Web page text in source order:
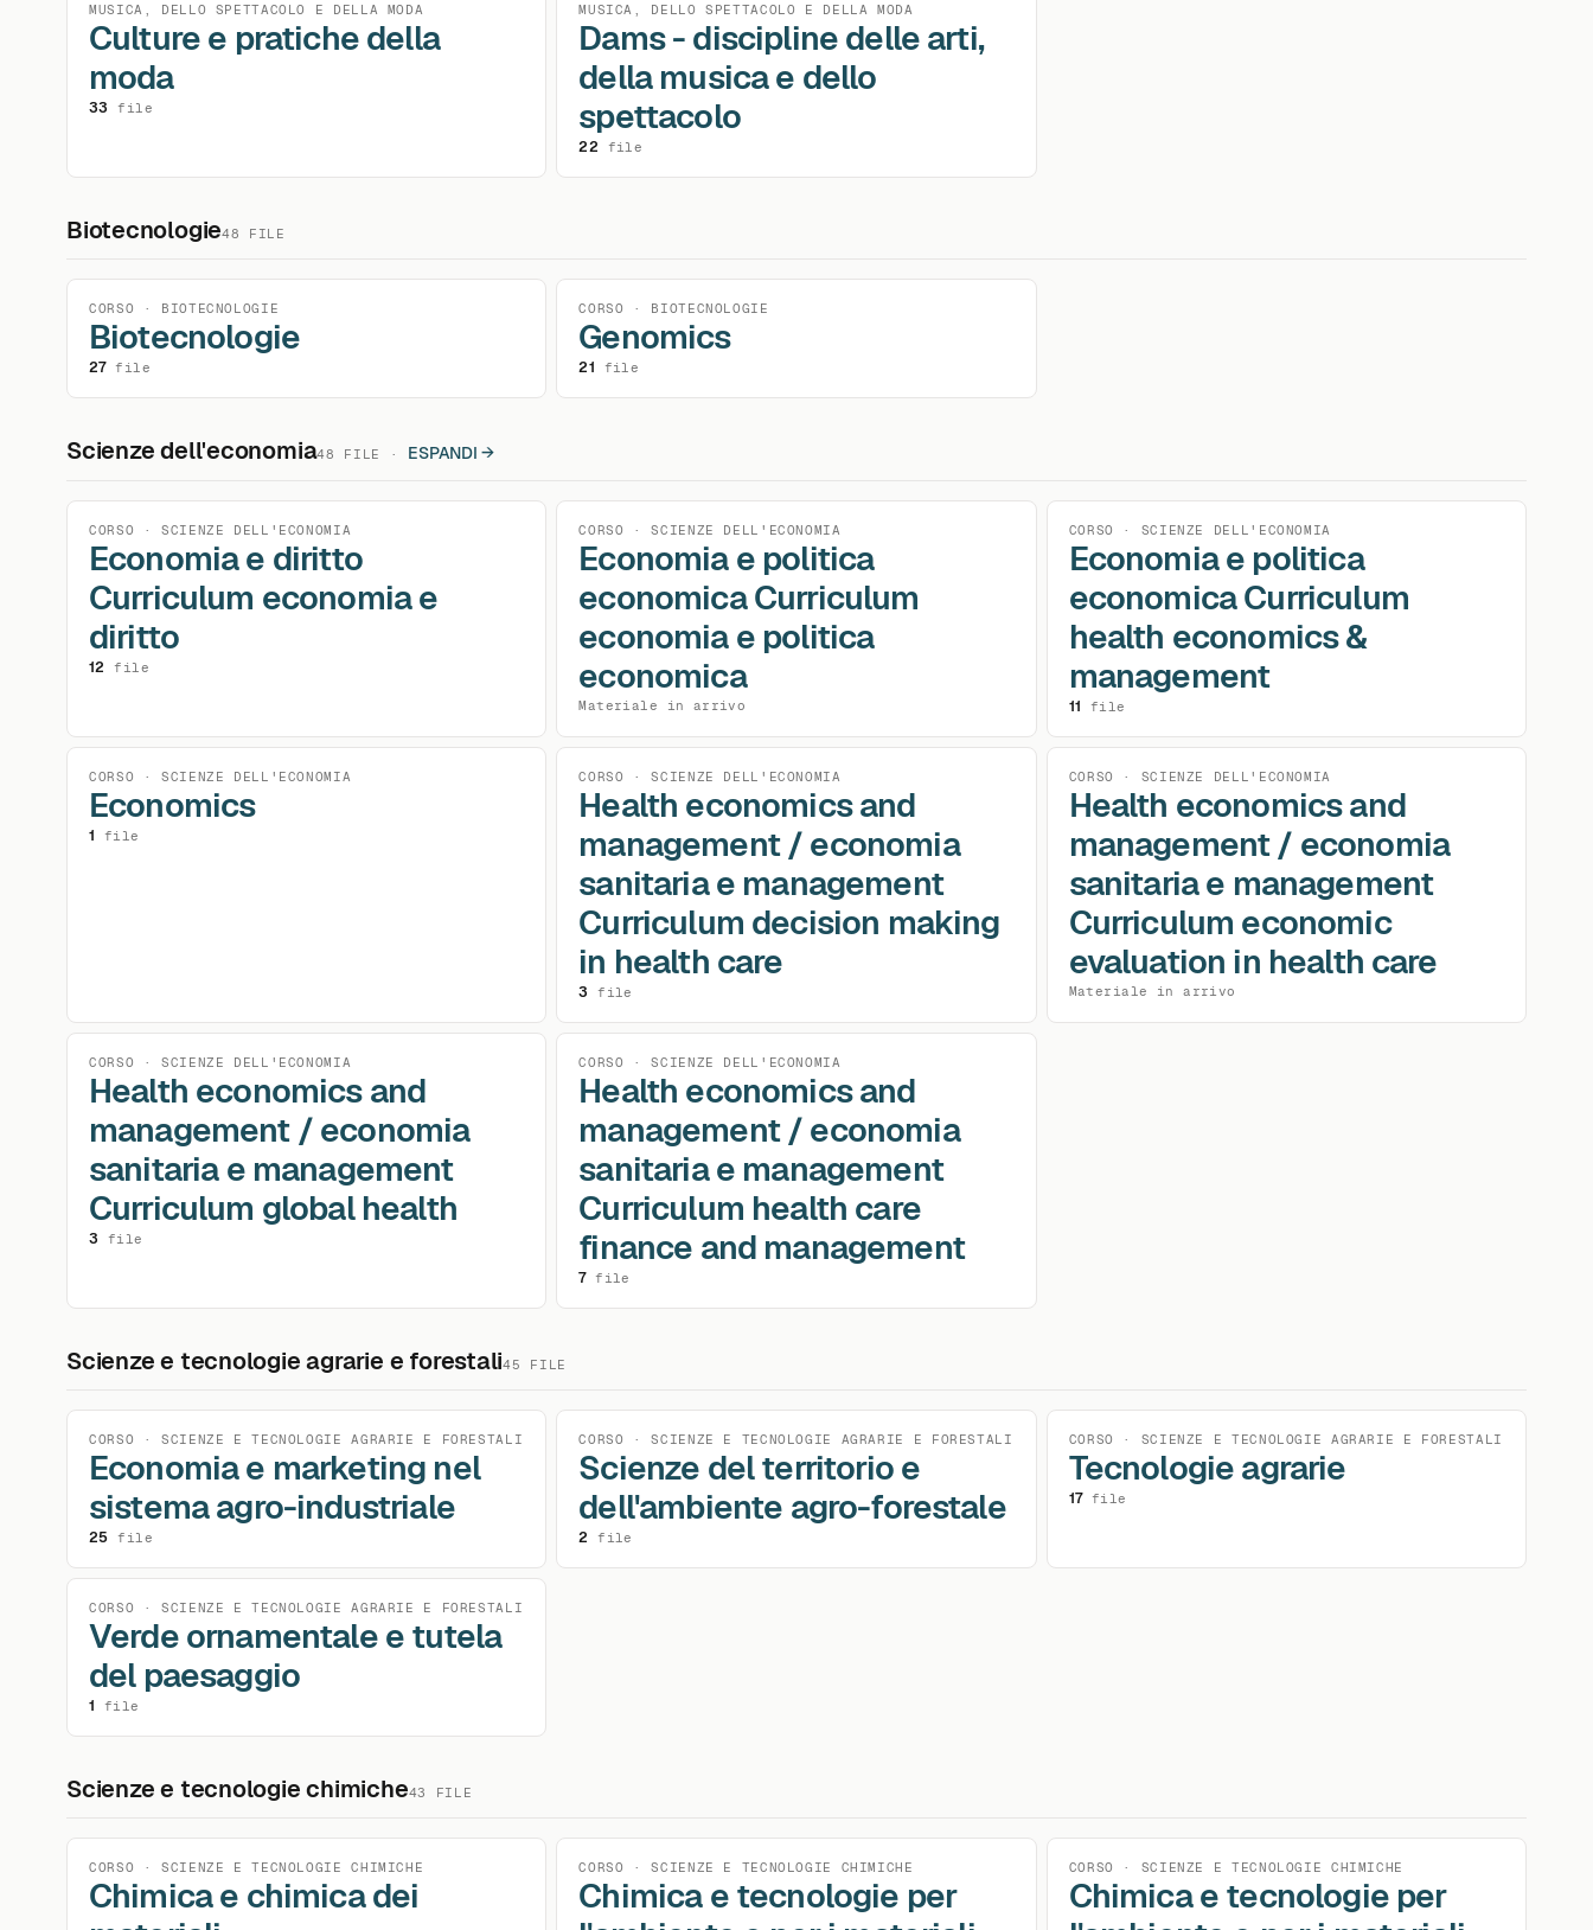
MUSICA, DELLO SPETTACOLO E DELLA MODA
Culture e pratiche della
moda
33 file
MUSICA, DELLO SPETTACOLO E DELLA MODA
Dams - discipline delle arti,
della musica e dello
spettacolo
22 file
Biotecnologie48 FILE
CORSO · BIOTECNOLOGIE
Biotecnologie
27file
CORSO · BIOTECNOLOGIE
Genomics
21 file
Scienze dell'economia48 FILE · ESPANDI →
CORSO · SCIENZE DELL'ECONOMIA
Economia e diritto
Curriculum economia e
diritto
12 file
CORSO · SCIENZE DELL'ECONOMIA
Economia e politica
economica Curriculum
economia e politica
economica
Materiale in arrivo
CORSO · SCIENZE DELL'ECONOMIA
Economia e politica
economica Curriculum
health economics &
management
11 file
CORSO · SCIENZE DELL'ECONOMIA
Economics
1 file
CORSO · SCIENZE DELL'ECONOMIA
Health economics and
management / economia
sanitaria e management
Curriculum decision making
in health care
3 file
CORSO · SCIENZE DELL'ECONOMIA
Health economics and
management / economia
sanitaria e management
Curriculum economic
evaluation in health care
Materiale in arrivo
CORSO · SCIENZE DELL'ECONOMIA
Health economics and
management / economia
sanitaria e management
Curriculum global health
3 file
CORSO · SCIENZE DELL'ECONOMIA
Health economics and
management / economia
sanitaria e management
Curriculum health care
finance and management
7file
Scienze e tecnologie agrarie e forestali45 FILE
CORSO · SCIENZE E TECNOLOGIE AGRARIE E FORESTALI
Economia e marketing nel
sistema agro-industriale
25 file
CORSO · SCIENZE E TECNOLOGIE AGRARIE E FORESTALI
Scienze del territorio e
dell'ambiente agro-forestale
2 file
CORSO · SCIENZE E TECNOLOGIE AGRARIE E FORESTALI
Tecnologie agrarie
17file
CORSO · SCIENZE E TECNOLOGIE AGRARIE E FORESTALI
Verde ornamentale e tutela
del paesaggio
1 file
Scienze e tecnologie chimiche43 FILE
CORSO · SCIENZE E TECNOLOGIE CHIMICHE
Chimica e chimica dei
CORSO · SCIENZE E TECNOLOGIE CHIMICHE
Chimica e tecnologie per
CORSO · SCIENZE E TECNOLOGIE CHIMICHE
Chimica e tecnologie per